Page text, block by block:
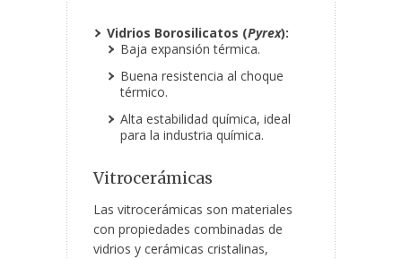
Vidrios Borosilicatos (Pyrex):
Baja expansión térmica.
Buena resistencia al choque
térmico.
Alta estabilidad química, ideal
para la industria química.
Vitrocerámicas
Las vitrocerámicas son materiales
con propiedades combinadas de
vidrios y cerámicas cristalinas,